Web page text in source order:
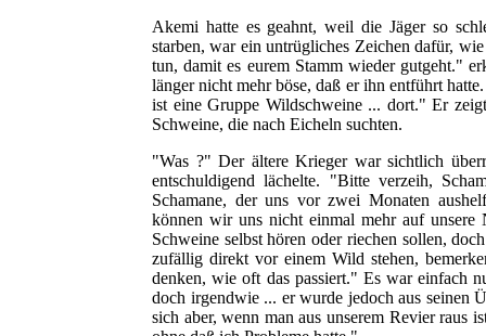
Akemi hatte es geahnt, weil die Jäger so
starben, war ein untrügliches Zeichen dafür,
tun, damit es eurem Stamm wieder gutgeht."
länger nicht mehr böse, daß er ihn entführt
ist eine Gruppe Wildschweine ... dort." Er
Schweine, die nach Eicheln suchten.
"Was ?" Der ältere Krieger war sichtlich
entschuldigend lächelte. "Bitte verzeih,
Schamane, der uns vor zwei Monaten
können wir uns nicht einmal mehr auf unsere
Schweine selbst hören oder riechen sollen,
zufällig direkt vor einem Wild stehen,
denken, wie oft das passiert." Es war einfach
doch irgendwie ... er wurde jedoch aus seinen
sich aber, wenn man aus unserem Revier raus